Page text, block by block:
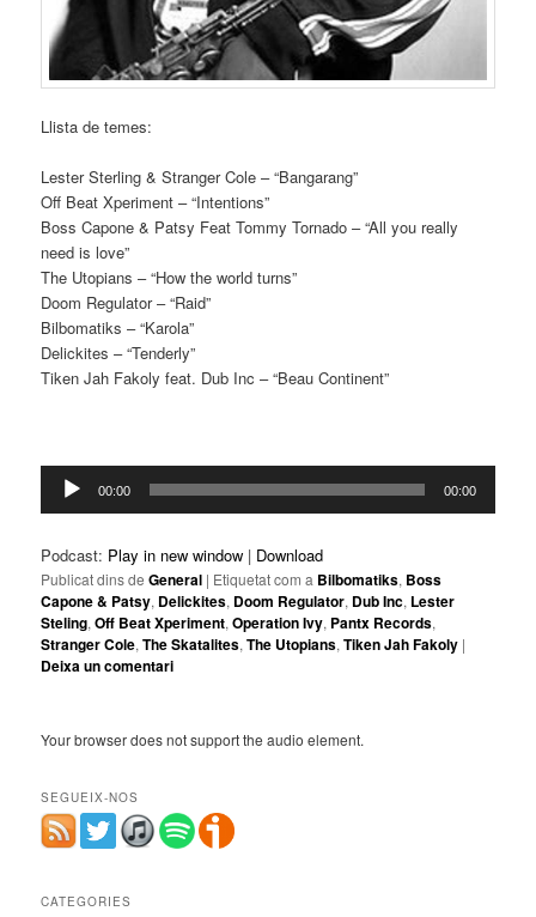
Llista de temes:
Lester Sterling & Stranger Cole – “Bangarang”
Off Beat Xperiment – “Intentions”
Boss Capone & Patsy Feat Tommy Tornado – “All you really
need is love”
The Utopians – “How the world turns”
Doom Regulator – “Raid”
Bilbomatiks – “Karola”
Delickites – “Tenderly”
Tiken Jah Fakoly feat. Dub Inc – “Beau Continent”
Reproductor
d'àudio
00:00 00:00
Podcast: Play in new window | Download
Publicat dins de General | Etiquetat com a Bilbomatiks, Boss
Capone & Patsy, Delickites, Doom Regulator, Dub Inc, Lester
Steling,Off Beat Xperiment,Operation Ivy, Pantx Records,
Stranger Cole,The Skatalites,The Utopians,Tiken Jah Fakoly |
Deixa un comentari
Your browser does not support the audio element.
SEGUEIX-NOS
CATEGORIES